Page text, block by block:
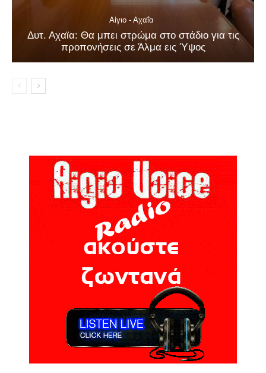
Αίγιο - Αχαΐα
Δυτ. Αχαϊα: Θα μπει στρώμα στο στάδιο για τις
προπονήσεις σε Άλμα εις Ύψος